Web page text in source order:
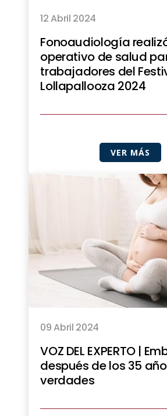
12 Abril 2024
Fonoaudiología
operativo de salud
trabajadores del
Lollapallooza 2024
VER MÁS
09 Abril 2024
VOZ DEL EXPERTO |
después de los 35
verdades